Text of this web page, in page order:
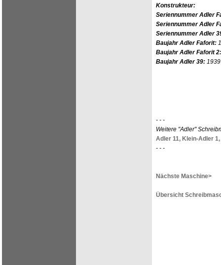
Konstrukteur:
Seriennummer Adler
Seriennummer Adler
Seriennummer Adler
Baujahr Adler Faforit:
Baujahr Adler Faforit 2:
Baujahr Adler 39: 1939
- - -
Weitere "Adler"
Adler 11, Klein-Adler 1,
- - -
Nächste Maschine>
Übersicht